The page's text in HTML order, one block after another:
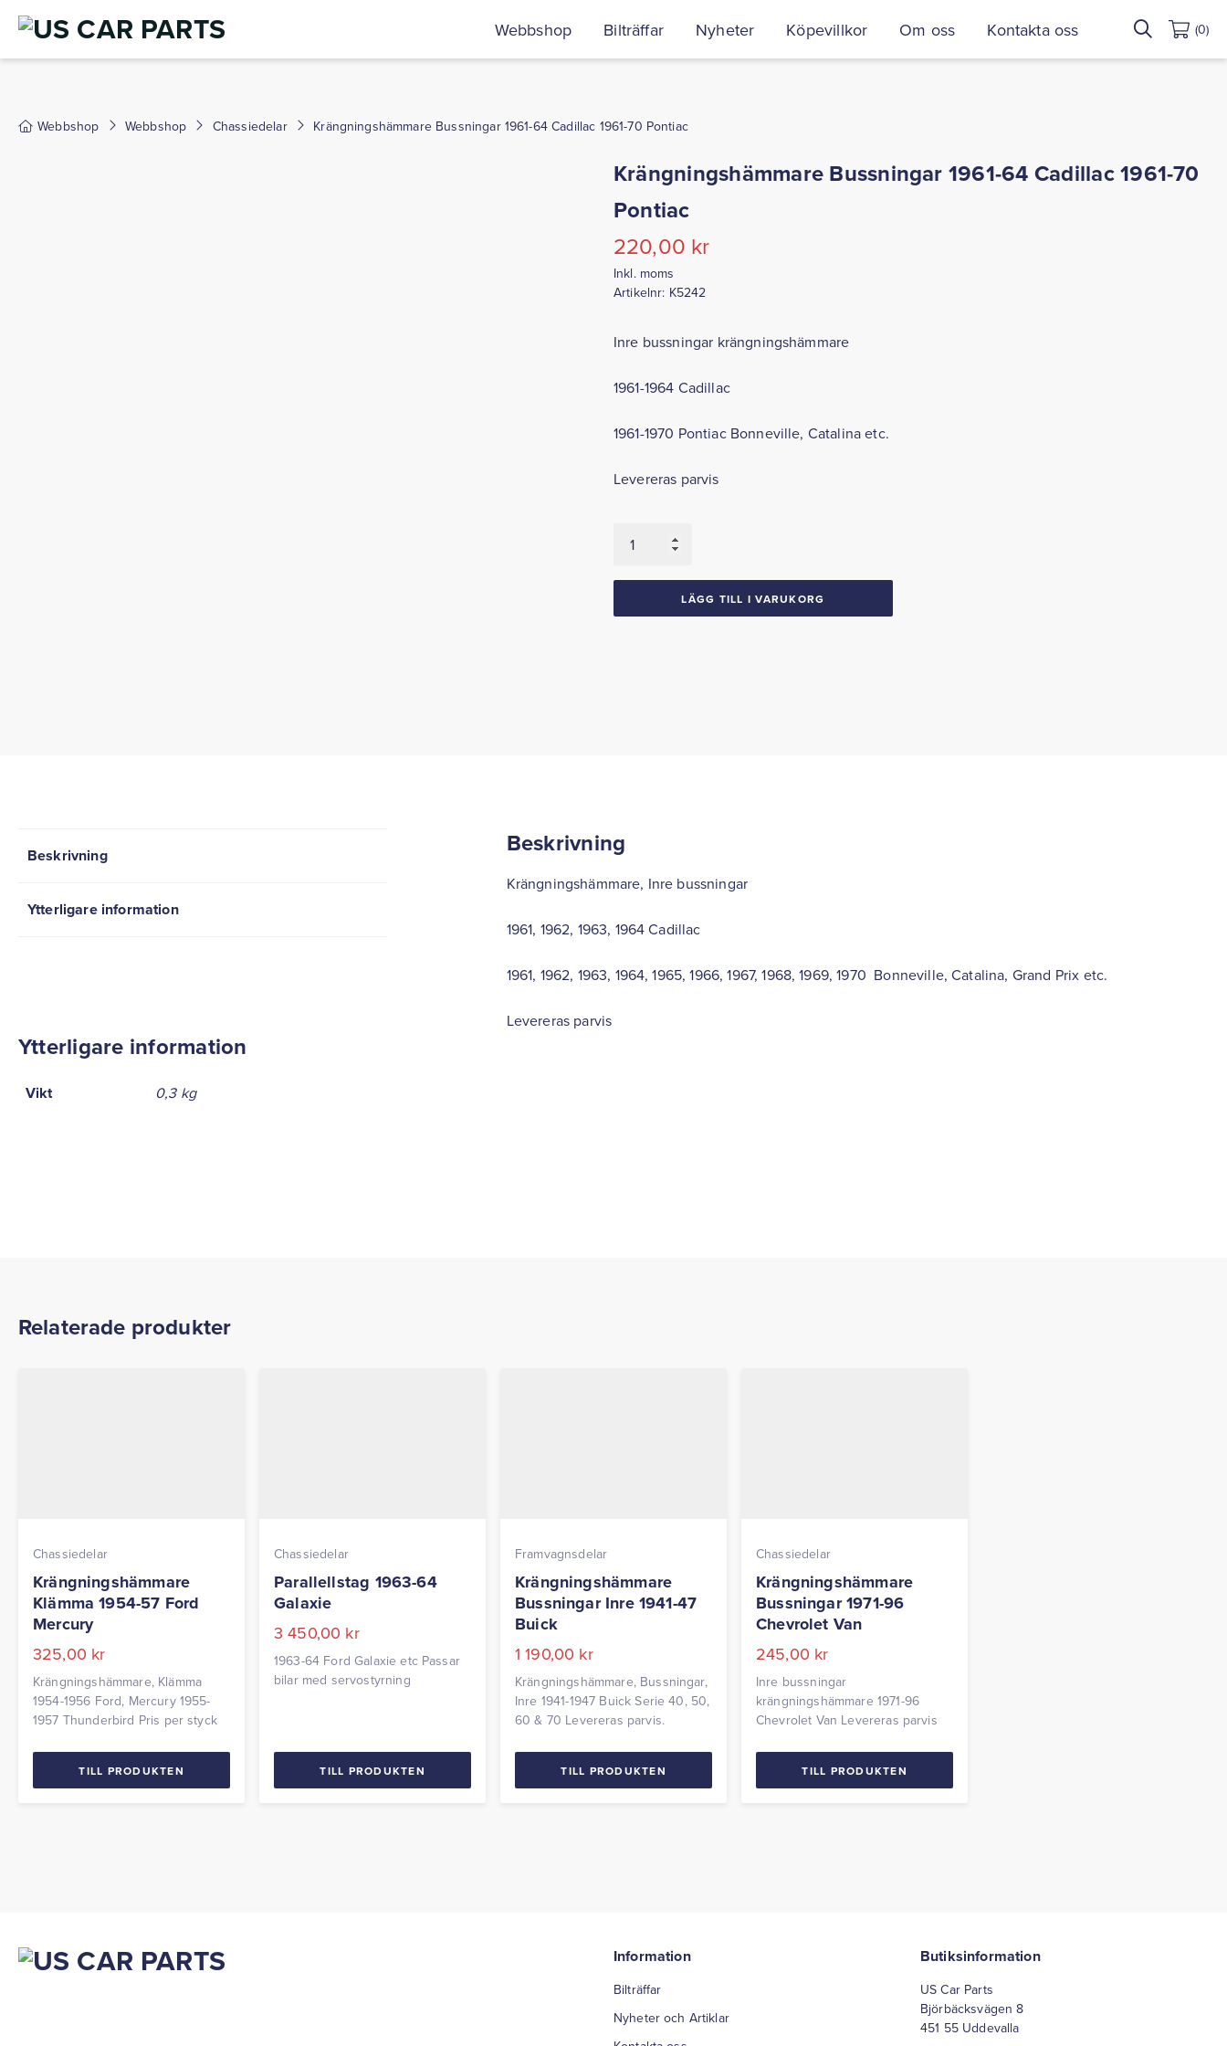
Webbshop Bilträffar Nyheter Köpevillkor Om oss Kontakta oss
Sök
efter:
(0)
Webbshop Webbshop Chassiedelar Krängningshämmare Bussningar 1961-64 Cadillac 1961-70 Pontiac
Krängningshämmare Bussningar 1961-64 Cadillac 1961-70
Pontiac
220,00 kr
Inkl. moms
Artikelnr: K5242
Inre bussningar krängningshämmare
1961-1964 Cadillac
1961-1970 Pontiac Bonneville, Catalina etc.
Levereras parvis
Bussningar
LÄGG TILL I VARUKORG
Beskrivning
Ytterligare information
Beskrivning
Krängningshämmare, Inre bussningar
1961, 1962, 1963, 1964 Cadillac
1961, 1962, 1963, 1964, 1965, 1966, 1967, 1968, 1969, 1970 Bonneville, Catalina, Grand Prix etc.
Levereras parvis
Ytterligare information
Vikt 0,3 kg
Relaterade produkter
Chassiedelar
Krängningshämmare
Klämma 1954-57 Ford
Mercury
325,00 kr
Krängningshämmare, Klämma
1954-1956 Ford, Mercury 1955-
1957 Thunderbird Pris per styck
TILL PRODUKTEN
Chassiedelar
Parallellstag 1963-64
Galaxie
3 450,00 kr
1963-64 Ford Galaxie etc Passar
bilar med servostyrning
TILL PRODUKTEN
Framvagnsdelar
Krängningshämmare
Bussningar Inre 1941-47
Buick
1 190,00 kr
Krängningshämmare, Bussningar,
Inre 1941-1947 Buick Serie 40, 50,
60 & 70 Levereras parvis.
TILL PRODUKTEN
Chassiedelar
Krängningshämmare
Bussningar 1971-96
Chevrolet Van
245,00 kr
Inre bussningar
krängningshämmare 1971-96
Chevrolet Van Levereras parvis
TILL PRODUKTEN
Information
Bilträffar
Nyheter och Artiklar
Butiksinformation
US Car Parts
Björbäcksvägen 8
451 55 Uddevalla